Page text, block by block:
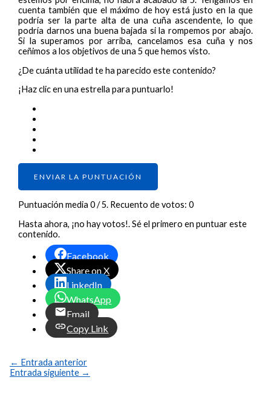
cuenta también que el máximo de hoy está justo en la que
podría ser la parte alta de una cuña ascendente, lo que
podría darnos una buena bajada si la rompemos por abajo.
Si la superamos por arriba, cancelamos esa cuña y nos
ceñimos a los objetivos de una 5 que hemos visto.
¿De cuánta utilidad te ha parecido este contenido?
¡Haz clic en una estrella para puntuarlo!
ENVIAR LA PUNTUACIÓN
Puntuación media0/ 5. Recuento de votos:0
Hasta ahora, ¡no hay votos!. Sé el primero en puntuar este
contenido.
Facebook
Share on X
LinkedIn
WhatsApp
Email
Copy Link
← Entrada anterior
Entrada siguiente →